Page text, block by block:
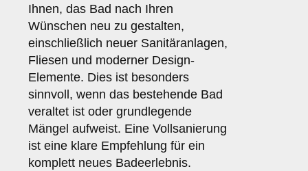
Ihnen, das Bad nach Ihren
Wünschen neu zu gestalten,
einschließlich neuer Sanitäranlagen,
Fliesen und moderner Design-
Elemente. Dies ist besonders
sinnvoll, wenn das bestehende Bad
veraltet ist oder grundlegende
Mängel aufweist. Eine Vollsanierung
ist eine klare Empfehlung für ein
komplett neues Badeerlebnis.